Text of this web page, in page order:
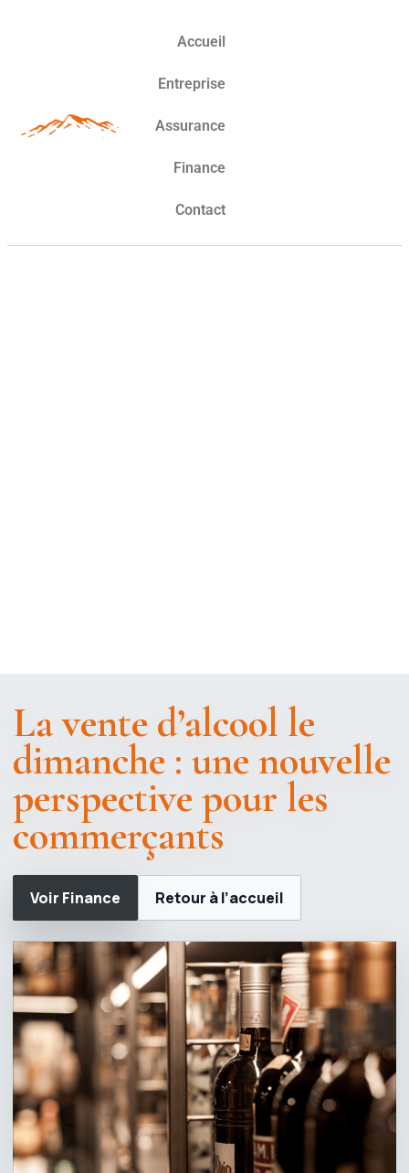
Accueil
Entreprise
Assurance
Finance
Contact
La vente d’alcool le
dimanche : une nouvelle
perspective pour les
commerçants
Voir Finance Retour à l’accueil